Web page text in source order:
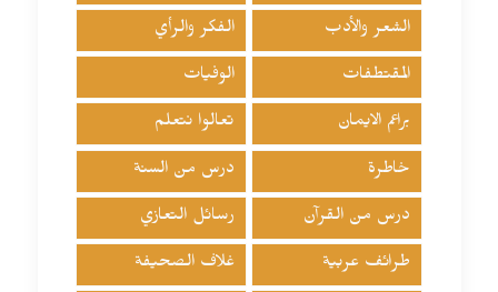
الشعر والأدب الفكر والرأي
المقتطفات الوفيات
براعم الايمان تعالوا نتعلم
خاطرة درس من السنة
درس من القرآن رسائل التعازي
طرائف عربية غلاف الصحيفة